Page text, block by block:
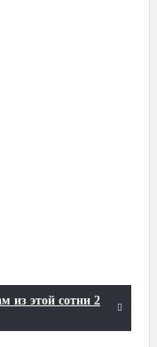
из этой сотни 2